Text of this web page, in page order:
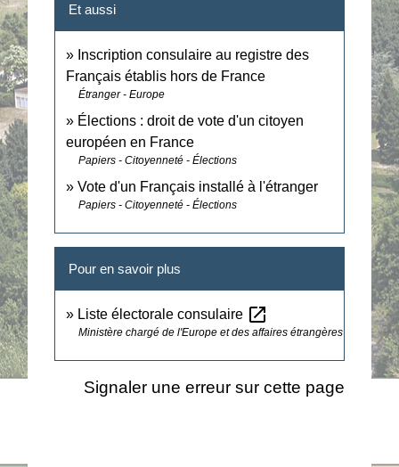
Et aussi
Inscription consulaire au registre des
Français établis hors de France
Étranger - Europe
Élections : droit de vote d'un citoyen
européen en France
Papiers - Citoyenneté - Élections
Vote d'un Français installé à l'étranger
Papiers - Citoyenneté - Élections
Pour en savoir plus
Liste électorale consulaire open_in_new
Ministère chargé de l'Europe et des affaires étrangères
Signaler une erreur sur cette page